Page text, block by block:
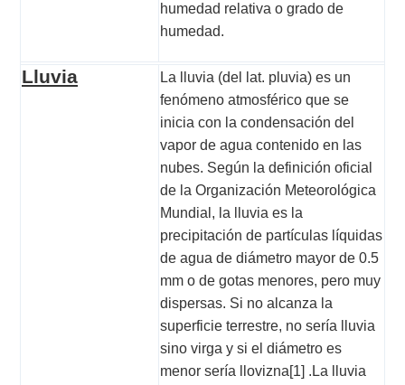
humedad relativa o grado de
humedad.
Lluvia La lluvia (del lat. pluvia) es un
fenómeno atmosférico que se
inicia con la condensación del
vapor de agua contenido en las
nubes. Según la definición oficial
de la Organización Meteorológica
Mundial, la lluvia es la
precipitación de partículas líquidas
de agua de diámetro mayor de 0.5
mm o de gotas menores, pero muy
dispersas. Si no alcanza la
superficie terrestre, no sería lluvia
sino virga y si el diámetro es
menor sería llovizna[1] .La lluvia